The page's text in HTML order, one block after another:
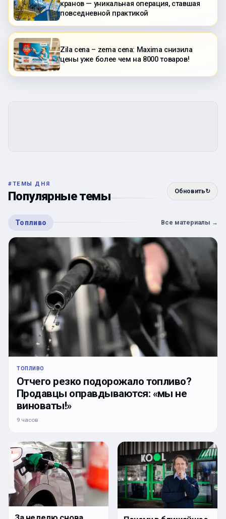
кранов — уникальная операция, ставшая
повседневной практикой
Zila cena – zema cena: Maxima снизила
цены уже более чем на 8000 товаров!
#ТЕМЫ ДНЯ
Популярные темы Обновить↻
Топливо Все материалы →
ТОПЛИВО
Отчего резко подорожало топливо?
Продавцы оправдываются: «мы не
виноваты!»
9 часов